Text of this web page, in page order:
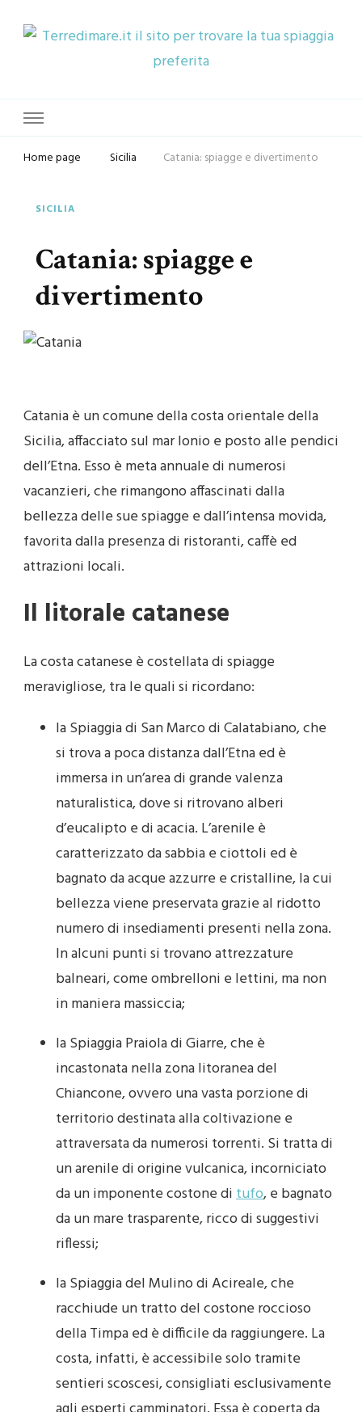
Home page Sicilia Catania: spiagge e divertimento
SICILIA
Catania: spiagge e
divertimento
Catania è un comune della costa orientale della
Sicilia, affacciato sul mar Ionio e posto alle pendici
dell’Etna. Esso è meta annuale di numerosi
vacanzieri, che rimangono affascinati dalla
bellezza delle sue spiagge e dall’intensa movida,
favorita dalla presenza di ristoranti, caffè ed
attrazioni locali.
Il litorale catanese
La costa catanese è costellata di spiagge
meravigliose, tra le quali si ricordano:
la Spiaggia di San Marco di Calatabiano, che
si trova a poca distanza dall’Etna ed è
immersa in un’area di grande valenza
naturalistica, dove si ritrovano alberi
d’eucalipto e di acacia. L’arenile è
caratterizzato da sabbia e ciottoli ed è
bagnato da acque azzurre e cristalline, la cui
bellezza viene preservata grazie al ridotto
numero di insediamenti presenti nella zona.
In alcuni punti si trovano attrezzature
balneari, come ombrelloni e lettini, ma non
in maniera massiccia;
la Spiaggia Praiola di Giarre, che è
incastonata nella zona litoranea del
Chiancone, ovvero una vasta porzione di
territorio destinata alla coltivazione e
attraversata da numerosi torrenti. Si tratta di
un arenile di origine vulcanica, incorniciato
da un imponente costone ditufo, e bagnato
da un mare trasparente, ricco di suggestivi
riflessi;
la Spiaggia del Mulino di Acireale, che
racchiude un tratto del costone roccioso
della Timpa ed è difficile da raggiungere. La
costa, infatti, è accessibile solo tramite
sentieri scoscesi, consigliati esclusivamente